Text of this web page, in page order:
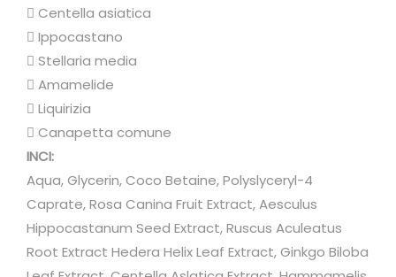
r
r
o
s
s
a
e
n
t
o
 Centella asiatica
 Ippocastano
 Stellaria media
 Amamelide
 Liquirizia
 Canapetta comune
INCI:
Aqua, Glycerin, Coco Betaine, Polyslyceryl-4
Caprate, Rosa Canina Fruit Extract, Aesculus
Hippocastanum Seed Extract, Ruscus Aculeatus
Root Extract Hedera Helix Leaf Extract, Ginkgo Biloba